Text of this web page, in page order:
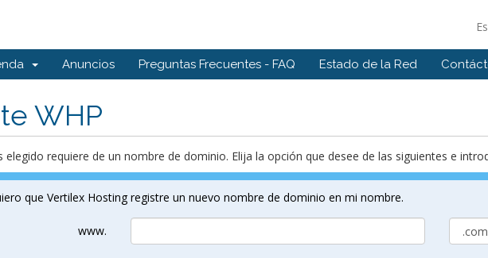
Anuncios Preguntas Frecuentes - FAQ Estado de la Red
WHP
elegido requiere de un nombre de dominio. Elija la opción que desee de las siguientes e
que Vertilex Hosting registre un nuevo nombre de dominio en mi nombre.
www.